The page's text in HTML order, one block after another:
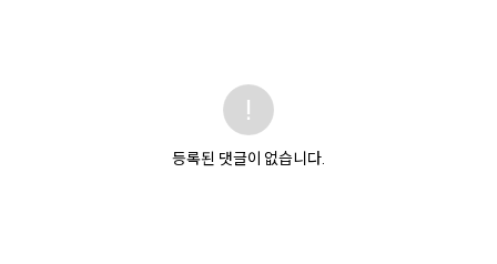
등록된 댓글이 없습니다.